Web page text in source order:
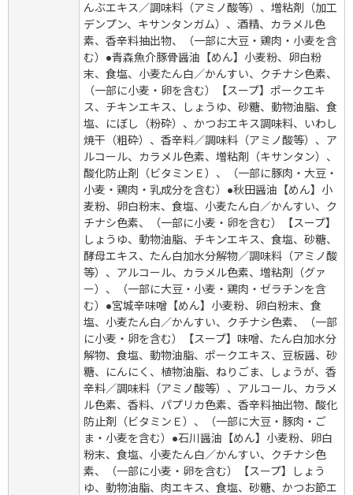
んぶエキス／調味料（アミノ酸等）、増粘剤（加工
デンプン、キサンタンガム）、酒精、カラメル色
素、香辛料抽出物、（一部に大豆・鶏肉・小麦を含
む）●青森魚介豚骨醤油【めん】小麦粉、卵白粉
末、食塩、小麦たん白／かんすい、クチナシ色素、
（一部に小麦・卵を含む）【スープ】ポークエキ
ス、チキンエキス、しょうゆ、砂糖、動物油脂、食
塩、にぼし（粉砕）、かつおエキス調味料、いわし
焼干（粗砕）、香辛料／調味料（アミノ酸等）、ア
ルコール、カラメル色素、増粘剤（キサンタン）、
酸化防止剤（ビタミンＥ）、（一部に豚肉・大豆・
小麦・鶏肉・乳成分を含む）●秋田醤油【めん】小
麦粉、卵白粉末、食塩、小麦たん白／かんすい、ク
チナシ色素、（一部に小麦・卵を含む）【スープ】
しょうゆ、動物油脂、チキンエキス、食塩、砂糖、
酵母エキス、たん白加水分解物／調味料（アミノ酸
等）、アルコール、カラメル色素、増粘剤（グァ
ー）、（一部に大豆・小麦・鶏肉・ゼラチンを含
む）●宮城辛味噌【めん】小麦粉、卵白粉末、食
塩、小麦たん白／かんすい、クチナシ色素、（一部
に小麦・卵を含む）【スープ】味噌、たん白加水分
解物、食塩、動物油脂、ポークエキス、豆板醤、砂
糖、にんにく、植物油脂、ねりごま、しょうが、香
辛料／調味料（アミノ酸等）、アルコール、カラメ
ル色素、香料、パプリカ色素、香辛料抽出物、酸化
防止剤（ビタミンＥ）、（一部に大豆・豚肉・ご
ま・小麦を含む）●石川醤油【めん】小麦粉、卵白
粉末、食塩、小麦たん白／かんすい、クチナシ色
素、（一部に小麦・卵を含む）【スープ】しょう
ゆ、動物油脂、肉エキス、食塩、砂糖、かつお節エ